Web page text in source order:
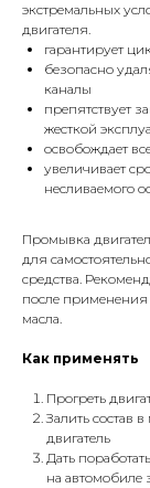
экстремальных
двигателя.
гарантирует
безопасно
каналы
препятствует
жесткой
освобождает
увеличивает
несливаемого
Промывка
для
средства.
после применения
масла.
Как применять
Прогреть
Залить состав
двигатель
Дать
на автомобиле